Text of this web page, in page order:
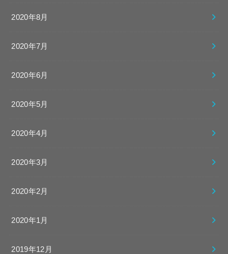
2020年8月
2020年7月
2020年6月
2020年5月
2020年4月
2020年3月
2020年2月
2020年1月
2019年12月